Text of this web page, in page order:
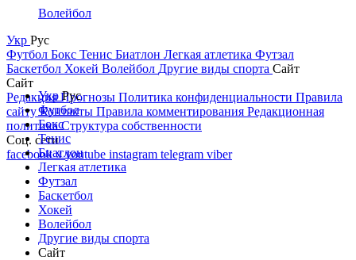
Волейбол
Укр Рус
Футбол Бокс Тенис Биатлон Легкая атлетика Футзал
Баскетбол Хокей Волейбол Другие виды спорта Сайт
Сайт
РедакцияПрогнозы Политика конфиденциальности Правила
сайтуКонтакты Правила комментирования Редакционная
политикаСтруктура собственности
Соц. сети
facebookxyoutube instagram telegram viber
УкрРус
Футбол
Бокс
Тенис
Биатлон
Легкая атлетика
Футзал
Баскетбол
Хокей
Волейбол
Другие виды спорта
Сайт